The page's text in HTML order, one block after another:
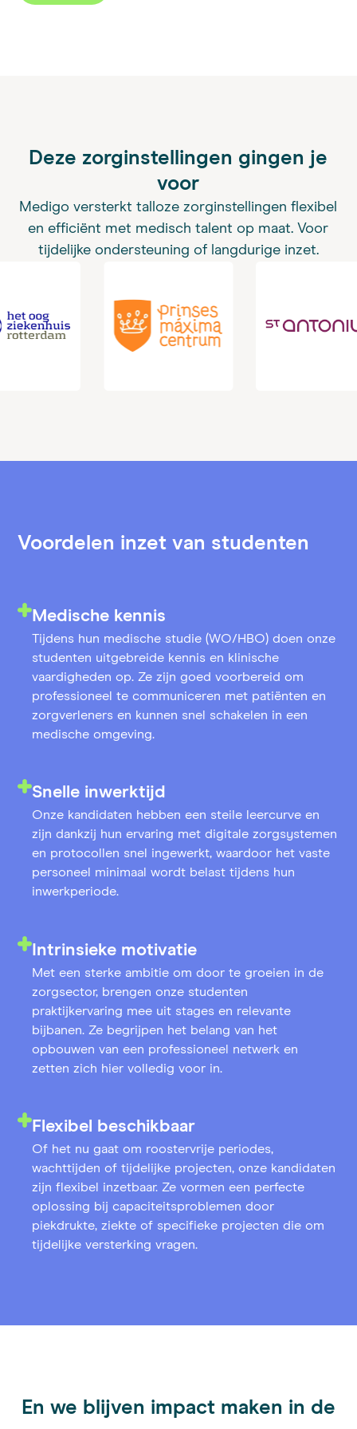
Deze zorginstellingen gingen je
voor
Medigo versterkt talloze zorginstellingen flexibel
en efficiënt met medisch talent op maat. Voor
tijdelijke ondersteuning of langdurige inzet.
Voordelen inzet van studenten
Medische kennis
Tijdens hun medische studie (WO/HBO) doen onze
studenten uitgebreide kennis en klinische
vaardigheden op. Ze zijn goed voorbereid om
professioneel te communiceren met patiënten en
zorgverleners en kunnen snel schakelen in een
medische omgeving.
Snelle inwerktijd
Onze kandidaten hebben een steile leercurve en
zijn dankzij hun ervaring met digitale zorgsystemen
en protocollen snel ingewerkt, waardoor het vaste
personeel minimaal wordt belast tijdens hun
inwerkperiode.
Intrinsieke motivatie
Met een sterke ambitie om door te groeien in de
zorgsector, brengen onze studenten
praktijkervaring mee uit stages en relevante
bijbanen. Ze begrijpen het belang van het
opbouwen van een professioneel netwerk en
zetten zich hier volledig voor in.
Flexibel beschikbaar
Of het nu gaat om roostervrije periodes,
wachttijden of tijdelijke projecten, onze kandidaten
zijn flexibel inzetbaar. Ze vormen een perfecte
oplossing bij capaciteitsproblemen door
piekdrukte, ziekte of specifieke projecten die om
tijdelijke versterking vragen.
En we blijven impact maken in de